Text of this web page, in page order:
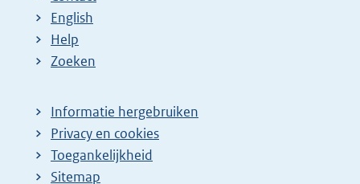
English
Help
Zoeken
Informatie hergebruiken
Privacy en cookies
Toegankelijkheid
Sitemap